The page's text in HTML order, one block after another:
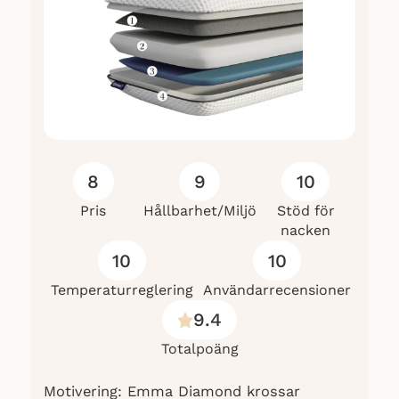
8
Pris
9
Hållbarhet/Miljö
10
Stöd för
nacken
10
Temperaturreglering
10
Användarrecensioner
9.4
Totalpoäng
Motivering: Emma Diamond krossar